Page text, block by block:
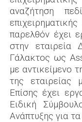
αναζήτηση
παρελθόν έχει
στην εταιρεία
Γάλακτος ως
με αντικείμενο
της εταιρείας
Επίσης έχει
Ειδική
Ανάπτυξης για